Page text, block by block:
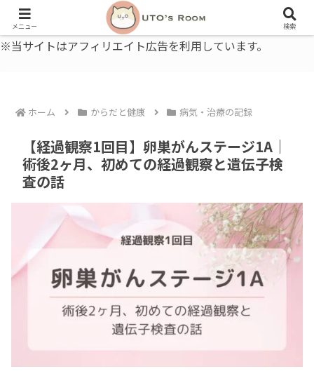
うとの部屋｜毎日に、ちょっと役立つ色と暮らし、健康のこと。
※当サイトはアフィリエイト広告を利用しています。
ホーム からだと健康 病気・治療の記録
【経過観察1回目】卵巣がんステージ1A｜
術後2ヶ月、初めての経過観察と遺伝子検
査の話
メニュー 検索